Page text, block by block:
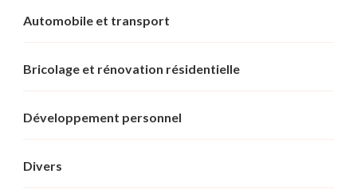
Automobile et transport
Bricolage et rénovation résidentielle
Développement personnel
Divers